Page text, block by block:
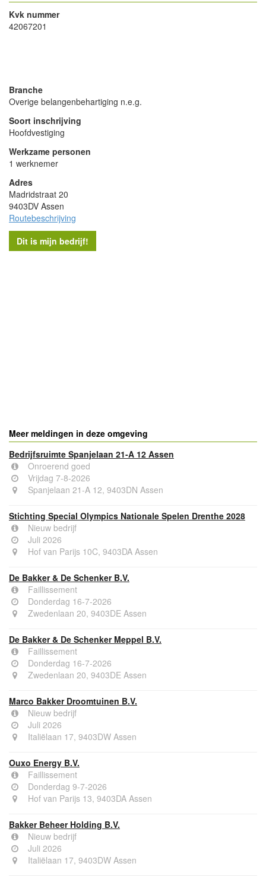
Kvk nummer
42067201
Branche
Overige belangenbehartiging n.e.g.
Soort inschrijving
Hoofdvestiging
Werkzame personen
1 werknemer
Adres
Madridstraat 20
9403DV Assen
Routebeschrijving
Meer meldingen in deze omgeving
Bedrijfsruimte Spanjelaan 21-A 12 Assen
Onroerend goed
Vrijdag 7-8-2026
Spanjelaan 21-A 12, 9403DN Assen
Stichting Special Olympics Nationale Spelen Drenthe 2028
Nieuw bedrijf
Juli 2026
Hof van Parijs 10C, 9403DA Assen
De Bakker & De Schenker B.V.
Faillissement
Donderdag 16-7-2026
Zwedenlaan 20, 9403DE Assen
De Bakker & De Schenker Meppel B.V.
Faillissement
Donderdag 16-7-2026
Zwedenlaan 20, 9403DE Assen
Marco Bakker Droomtuinen B.V.
Nieuw bedrijf
Juli 2026
Italiëlaan 17, 9403DW Assen
Ouxo Energy B.V.
Faillissement
Donderdag 9-7-2026
Hof van Parijs 13, 9403DA Assen
Bakker Beheer Holding B.V.
Nieuw bedrijf
Juli 2026
Italiëlaan 17, 9403DW Assen